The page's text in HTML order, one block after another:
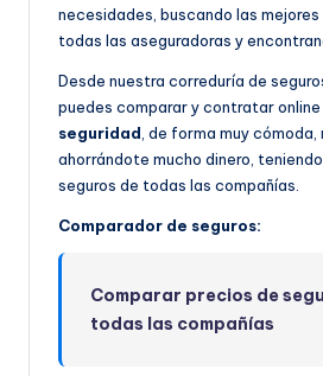
necesidades, buscando las
todas las aseguradoras y
Desde nuestra correduría de
puedes comparar y contratar online
seguridad, de forma muy cómoda,
ahorrándote mucho dinero,
seguros de todas las compañías.
Comparador de seguros:
Comparar precios de
todas las compañías